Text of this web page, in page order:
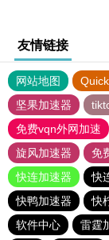
友情链接
网站地图
坚果加速器
免费vqn外网加速
旋风加速器
免
快连加速器
快
快鸭加速器
快
软件中心
雷霆